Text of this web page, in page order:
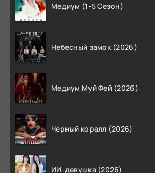
Медиум (1-5 Сезон)
Небесный замок (2026)
Медиум Муй Фей (2026)
Черный коралл (2026)
ИИ-девушка (2026)